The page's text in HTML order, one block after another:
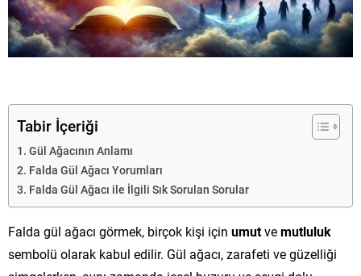
Tabir İçeriği
Gül Ağacının Anlamı
Falda Gül Ağacı Yorumları
Falda Gül Ağacı ile İlgili Sık Sorulan Sorular
Falda gül ağacı görmek, birçok kişi için umutvemutluluk
sembolü olarak kabul edilir. Gül ağacı, zarafeti ve güzelliği